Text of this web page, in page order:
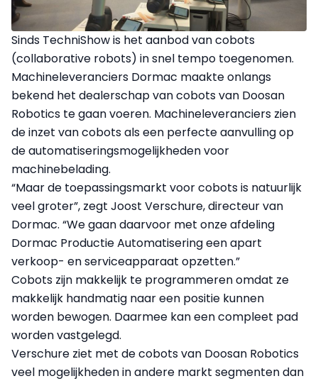
Sinds TechniShow is het aanbod van cobots
(collaborative robots) in snel tempo toegenomen.
Machineleveranciers Dormac maakte onlangs
bekend het dealerschap van cobots van Doosan
Robotics te gaan voeren. Machineleveranciers zien
de inzet van cobots als een perfecte aanvulling op
de automatiseringsmogelijkheden voor
machinebelading.
“Maar de toepassingsmarkt voor cobots is natuurlijk
veel groter”, zegt Joost Verschure, directeur van
Dormac. “We gaan daarvoor met onze afdeling
Dormac Productie Automatisering een apart
verkoop- en serviceapparaat opzetten.”
Cobots zijn makkelijk te programmeren omdat ze
makkelijk handmatig naar een positie kunnen
worden bewogen. Daarmee kan een compleet pad
worden vastgelegd.
Verschure ziet met de cobots van Doosan Robotics
veel mogelijkheden in andere markt segmenten dan